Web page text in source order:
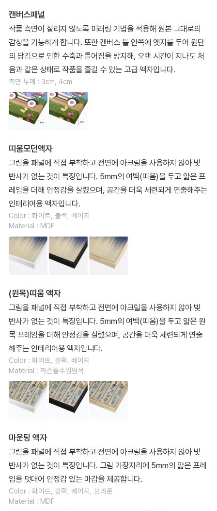
캔버스패널
작품 측면이 잘리지 않도록 미러링 기법을 적용해 원본 그대로의
감상을 가능하게 합니다. 또한 캔버스 틀 안쪽에 엣지를 두어 원단
의 당김으로 인한 수축과 틀어짐을 방지해, 오랜 시간이 지나도 처
음과 같은 상태로 작품을 즐길 수 있는 고급 액자입니다.
측면 두께 : 3cm, 4cm
띠움모던액자
그림을 패널에 직접 부착하고 전면에 아크릴을 사용하지 않아 빛
반사가 없는 것이 특징입니다. 5mm의 여백(띠움)을 두고 얇은 프
레임을 더해 안정감을 살렸으며, 공간을 더욱 세련되게 연출해주는
인테리어용 액자입니다.
Color : 화이트, 블랙, 베이지
Material : MDF
(원목)띠움 액자
그림을 패널에 직접 부착하고 전면에 아크릴을 사용하지 않아 빛
반사가 없는 것이 특징입니다. 5mm의 여백(띠움)을 두고 얇은 원
목 프레임을 더해 안정감을 살렸으며, 공간을 더욱 세련되게 연출
해주는 인테리어용 액자입니다.
Color : 화이트, 블랙, 베이지
Material : 라슨쥴수입원목
마운팅 액자
그림을 패널에 직접 부착하고 전면에 아크릴을 사용하지 않아 빛
반사가 없는 것이 특징입니다. 그림 가장자리에 5mm의 얇은 프레
임을 덧대어 안정감 있는 마감을 제공합니다.
Color : 화이트, 블랙, 베이지, 브라운
Material : MDF